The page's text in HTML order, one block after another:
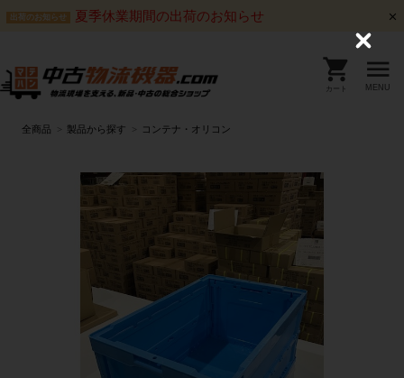
出荷のお知らせ 夏季休業期間の出荷のお知らせ
カート MENU
全商品 製品から探す コンテナ・オリコン
C
o
s